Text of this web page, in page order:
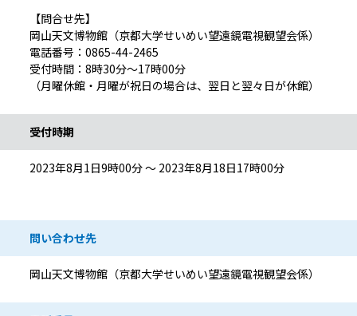
【問合せ先】
岡山天文博物館（京都大学せいめい望遠鏡電視観望会係）
電話番号：0865-44-2465
受付時間：8時30分～17時00分
（月曜休館・月曜が祝日の場合は、翌日と翌々日が休館）
受付時期
2023年8月1日9時00分 ～ 2023年8月18日17時00分
問い合わせ先
岡山天文博物館（京都大学せいめい望遠鏡電視観望会係）